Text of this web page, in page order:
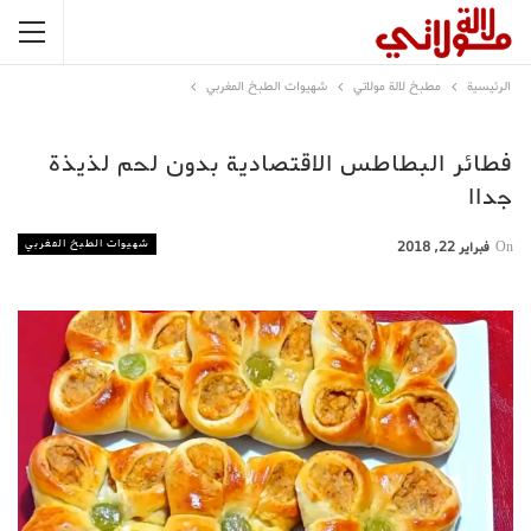
الرئيسية مطبخ لالة مولاتي شهيوات الطبخ المغربي
فطائر البطاطس الاقتصادية بدون لحم لذيذة
جداا
شهيوات الطبخ المغربي On فبراير 22, 2018